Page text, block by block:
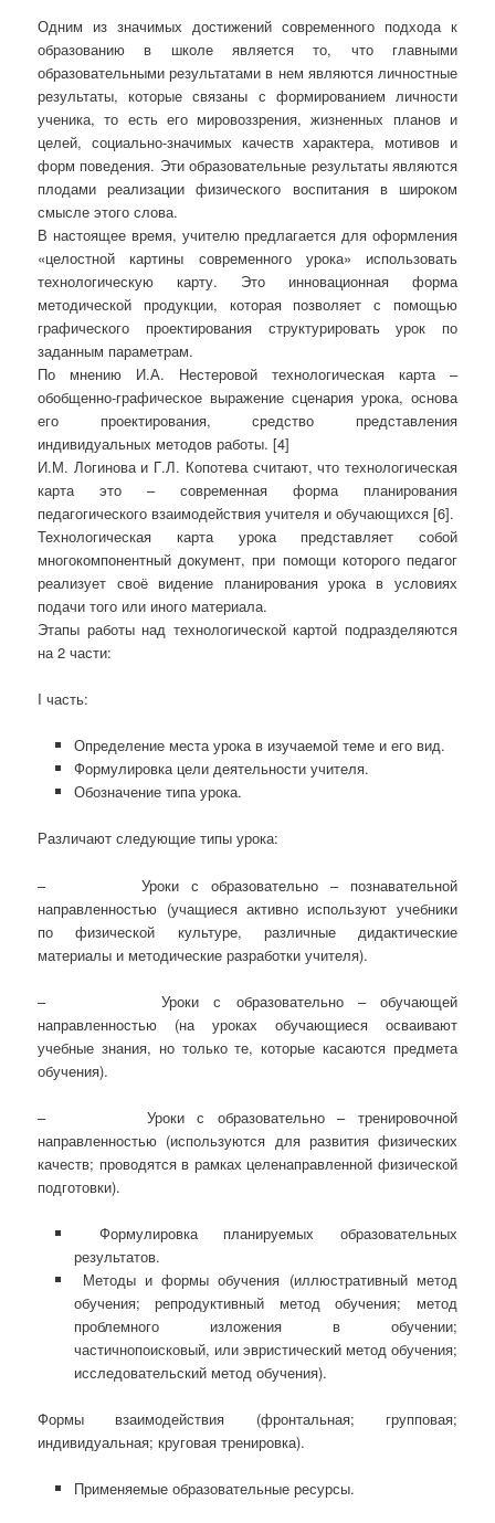
Одним из значимых достижений современного подхода к
образованию в школе является то, что главными
образовательными результатами в нем являются личностные
результаты, которые связаны с формированием личности
ученика, то есть его мировоззрения, жизненных планов и
целей, социально-значимых качеств характера, мотивов и
форм поведения. Эти образовательные результаты являются
плодами реализации физического воспитания в широком
смысле этого слова.
В настоящее время, учителю предлагается для оформления
«целостной картины современного урока» использовать
технологическую карту. Это инновационная форма
методической продукции, которая позволяет с помощью
графического проектирования структурировать урок по
заданным параметрам.
По мнению И.А. Нестеровой технологическая карта –
обобщенно-графическое выражение сценария урока, основа
его проектирования, средство представления
индивидуальных методов работы. [4]
И.М. Логинова и Г.Л. Копотева считают, что технологическая
карта это – современная форма планирования
педагогического взаимодействия учителя и обучающихся [6].
Технологическая карта урока представляет собой
многокомпонентный документ, при помощи которого педагог
реализует своё видение планирования урока в условиях
подачи того или иного материала.
Этапы работы над технологической картой подразделяются
на 2 части:
I часть:
Определение места урока в изучаемой теме и его вид.
Формулировка цели деятельности учителя.
Обозначение типа урока.
Различают следующие типы урока:
– Уроки с образовательно – познавательной
направленностью (учащиеся активно используют учебники
по физической культуре, различные дидактические
материалы и методические разработки учителя).
– Уроки с образовательно – обучающей
направленностью (на уроках обучающиеся осваивают
учебные знания, но только те, которые касаются предмета
обучения).
– Уроки с образовательно – тренировочной
направленностью (используются для развития физических
качеств; проводятся в рамках целенаправленной физической
подготовки).
Формулировка планируемых образовательных
результатов.
Методы и формы обучения (иллюстративный метод
обучения; репродуктивный метод обучения; метод
проблемного изложения в обучении;
частичнопоисковый, или эвристический метод обучения;
исследовательский метод обучения).
Формы взаимодействия (фронтальная; групповая;
индивидуальная; круговая тренировка).
Применяемые образовательные ресурсы.